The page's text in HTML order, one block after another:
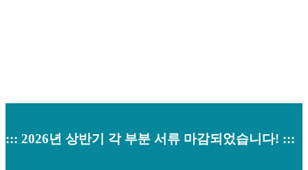
::: 2026년 상반기 각 부분 서류 마감되었습니다! :::